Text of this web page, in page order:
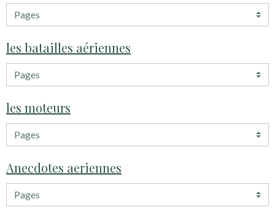
les batailles aériennes
les moteurs
Anecdotes aeriennes